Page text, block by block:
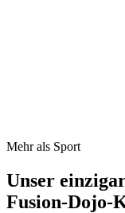
Mehr als Sport
Unser
Fusion-Dojo-